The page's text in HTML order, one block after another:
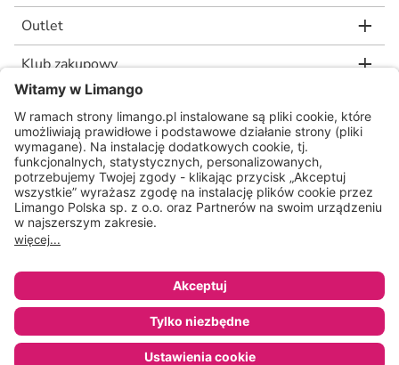
Outlet
Klub zakupowy
limango.de limango.nl
* Rekomendowana, niewiążąca cena detaliczna producenta, jaką wskazał nam
nasz dostawca. Wartość procentowa oznacza różnicę pomiędzy naszą ceną a
rekomendowaną ceną detaliczną producenta.
ᵃ Regulamin oraz warunki promocji dostępne na stronie